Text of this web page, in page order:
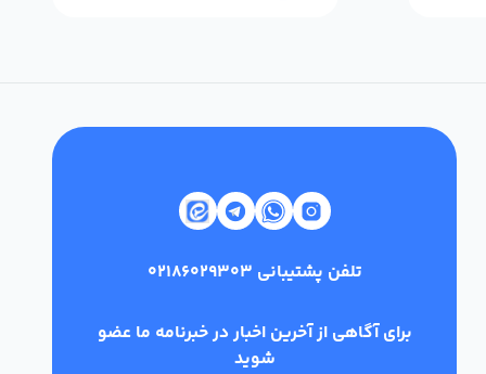
تلفن پشتیبانی 02186029303
برای آگاهی از آخرین اخبار در خبرنامه ما عضو
شوید